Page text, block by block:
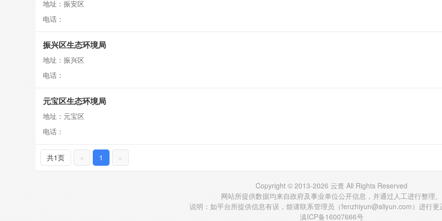
地址：振安区
电话：
振兴区生态环境局
地址：振兴区
电话：
元宝区生态环境局
地址：元宝区
电话：
共1页 « 1 »
Copyright © 2013-2026 云查 All Rights Reserved
网站所提供数据均来自政府及事业单位公开信息，并通过人工进行整理。
说明：如平台所提供信息有误，烦请联系管理员（fenzhiyun@aliyun.com）进行更
滇ICP备16007666号